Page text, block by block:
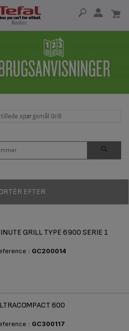
spørgsmål Grill
EFTER
GRILL TYPE 6900 SERIE 1
: GC200014
600
: GC300117